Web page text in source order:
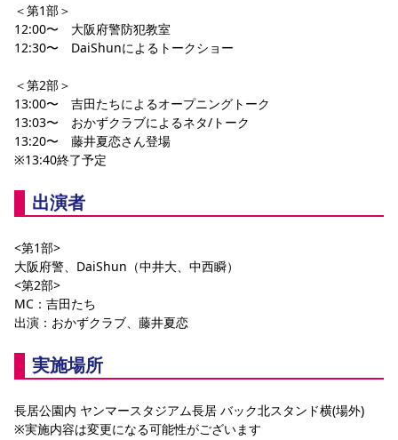
＜第1部＞
12:00〜　大阪府警防犯教室
12:30〜　DaiShunによるトークショー
＜第2部＞
13:00〜　吉田たちによるオープニングトーク
13:03〜　おかずクラブによるネタ/トーク
13:20〜　藤井夏恋さん登場
※13:40終了予定
出演者
<第1部>
大阪府警、DaiShun（中井大、中西瞬）
<第2部>
MC：吉田たち
出演：おかずクラブ、藤井夏恋
実施場所
長居公園内 ヤンマースタジアム長居 バック北スタンド横(場外)
※実施内容は変更になる可能性がございます